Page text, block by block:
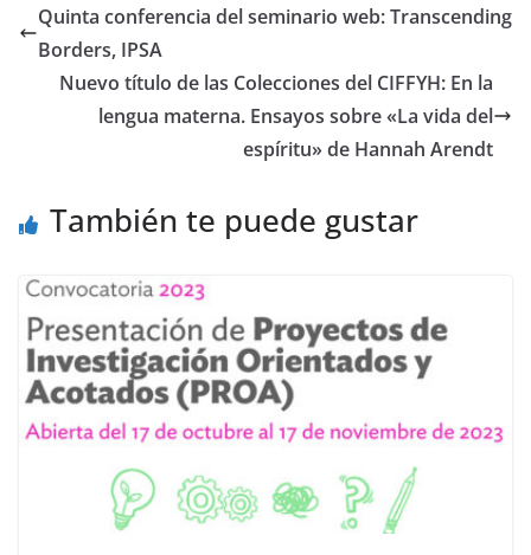
e e
n
Quinta conferencia del seminario web: Transcending
Borders, IPSA
Nuevo título de las Colecciones del CIFFYH: En la
lengua materna. Ensayos sobre «La vida del
espíritu» de Hannah Arendt
También te puede gustar